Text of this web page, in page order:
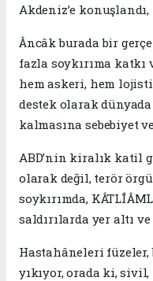
Akdeniz’e konuşlandı,
Âncâk burada bir
fazla soykırıma katkı
hem askeri, hem
destek olarak
kalmasına sebebiyet
ABD’nin kiralık katil
olarak değil, terör
soykırımda,
saldırılarda yer altı
Hastahâneleri füzeler,
yıkıyor, orada ki,